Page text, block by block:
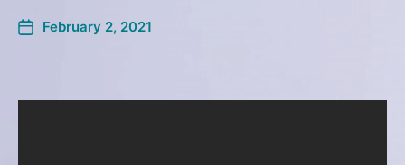
February 2, 2021